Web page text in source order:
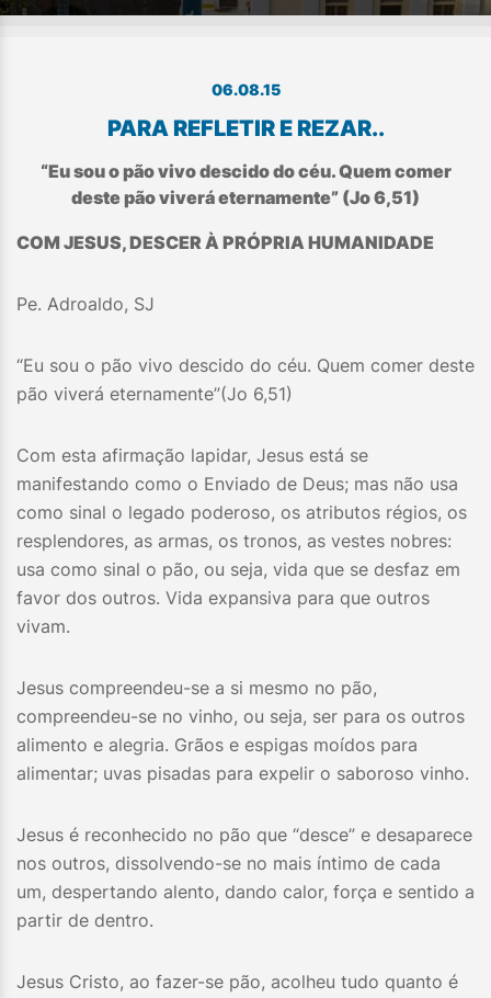
06.08.15
PARA REFLETIR E REZAR..
“Eu sou o pão vivo descido do céu. Quem comer
deste pão viverá eternamente” (Jo 6,51)
COM JESUS, DESCER À PRÓPRIA HUMANIDADE
Pe. Adroaldo, SJ
“Eu sou o pão vivo descido do céu. Quem comer deste
pão viverá eternamente”(Jo 6,51)
Com esta afirmação lapidar, Jesus está se
manifestando como o Enviado de Deus; mas não usa
como sinal o legado poderoso, os atributos régios, os
resplendores, as armas, os tronos, as vestes nobres:
usa como sinal o pão, ou seja, vida que se desfaz em
favor dos outros. Vida expansiva para que outros
vivam.
Jesus compreendeu-se a si mesmo no pão,
compreendeu-se no vinho, ou seja, ser para os outros
alimento e alegria. Grãos e espigas moídos para
alimentar; uvas pisadas para expelir o saboroso vinho.
Jesus é reconhecido no pão que “desce” e desaparece
nos outros, dissolvendo-se no mais íntimo de cada
um, despertando alento, dando calor, força e sentido a
partir de dentro.
Jesus Cristo, ao fazer-se pão, acolheu tudo quanto é